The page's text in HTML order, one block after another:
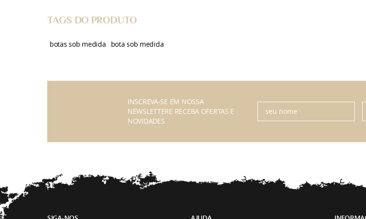
TAGS DO PRODUTO
botas sob medida bota sob medida
INSCREVA-SE EM NOSSA
NEWSLETTERE RECEBA OFERTAS E
NOVIDADES